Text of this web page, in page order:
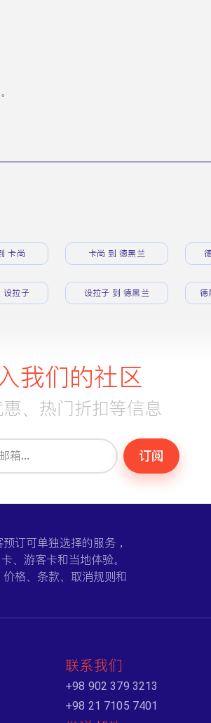
卡尚 卡尚 到 德黑兰
设拉子 设拉子 到 德黑兰 德
我们的社区
、热门折扣等信息
订阅
订可单独选择的服务，
、游客卡和当地体验。
格、条款、取消规则和
联系我们
+98 902 379 3213
+98 21 7105 7401